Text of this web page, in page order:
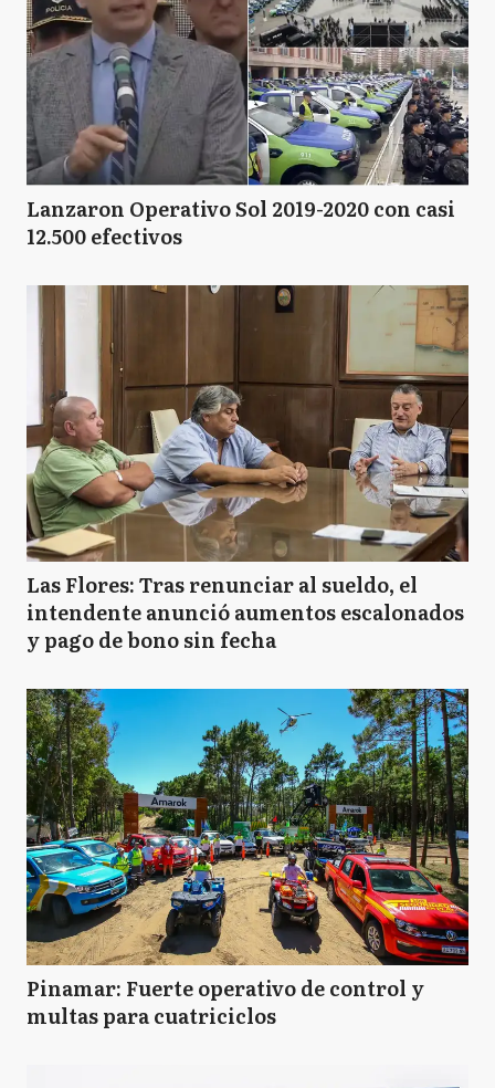
Lanzaron Operativo Sol 2019-2020 con casi
12.500 efectivos
Las Flores: Tras renunciar al sueldo, el
intendente anunció aumentos escalonados
y pago de bono sin fecha
Pinamar: Fuerte operativo de control y
multas para cuatriciclos